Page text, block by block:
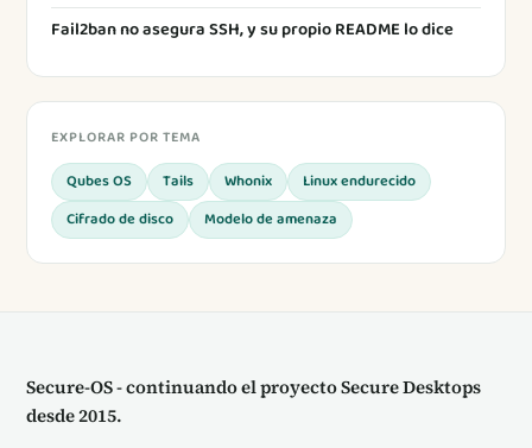
Fail2ban no asegura SSH, y su propio README lo dice
EXPLORAR POR TEMA
Qubes OS Tails Whonix
Linux endurecido
Cifrado de disco
Modelo de amenaza
Secure-OS - continuando el proyecto Secure Desktops
desde 2015.